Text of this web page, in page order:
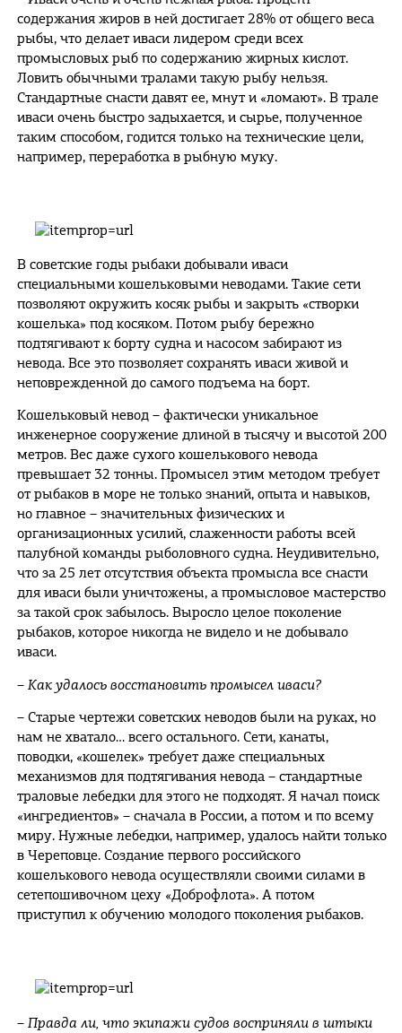
содержания жиров в ней достигает 28% от общего веса
рыбы, что делает иваси лидером среди всех
промысловых рыб по содержанию жирных кислот.
Ловить обычными тралами такую рыбу нельзя.
Стандартные снасти давят ее, мнут и «ломают». В трале
иваси очень быстро задыхается, и сырье, полученное
таким способом, годится только на технические цели,
например, переработка в рыбную муку.
В советские годы рыбаки добывали иваси
специальными кошельковыми неводами. Такие сети
позволяют окружить косяк рыбы и закрыть «створки
кошелька» под косяком. Потом рыбу бережно
подтягивают к борту судна и насосом забирают из
невода. Все это позволяет сохранять иваси живой и
неповрежденной до самого подъема на борт.
Кошельковый невод – фактически уникальное
инженерное сооружение длиной в тысячу и высотой 200
метров. Вес даже сухого кошелькового невода
превышает 32 тонны. Промысел этим методом требует
от рыбаков в море не только знаний, опыта и навыков,
но главное – значительных физических и
организационных усилий, слаженности работы всей
палубной команды рыболовного судна. Неудивительно,
что за 25 лет отсутствия объекта промысла все снасти
для иваси были уничтожены, а промысловое мастерство
за такой срок забылось. Выросло целое поколение
рыбаков, которое никогда не видело и не добывало
иваси.
– Как удалось восстановить промысел иваси?
– Старые чертежи советских неводов были на руках, но
нам не хватало… всего остального. Сети, канаты,
поводки, «кошелек» требует даже специальных
механизмов для подтягивания невода – стандартные
траловые лебедки для этого не подходят. Я начал поиск
«ингредиентов» – сначала в России, а потом и по всему
миру. Нужные лебедки, например, удалось найти только
в Череповце. Создание первого российского
кошелькового невода осуществляли своими силами в
сетепошивочном цеху «Доброфлота». А потом
приступил к обучению молодого поколения рыбаков.
– Правда ли, что экипажи судов восприняли в штыки